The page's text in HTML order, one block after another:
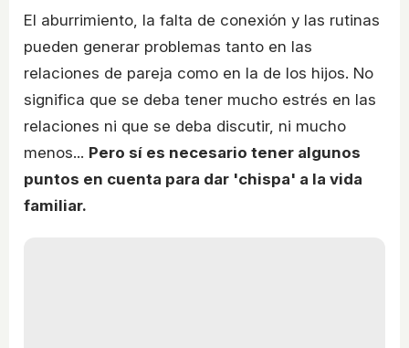
El aburrimiento, la falta de conexión y las rutinas
pueden generar problemas tanto en las
relaciones de pareja como en la de los hijos. No
significa que se deba tener mucho estrés en las
relaciones ni que se deba discutir, ni mucho
menos... Pero sí es necesario tener algunos
puntos en cuenta para dar 'chispa' a la vida
familiar.